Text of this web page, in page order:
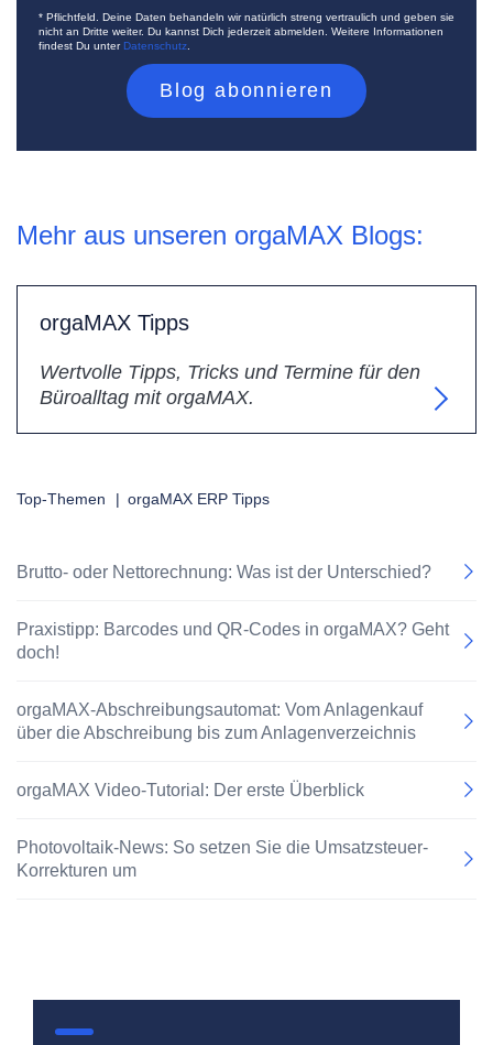
* Pflichtfeld. Deine Daten behandeln wir natürlich streng vertraulich und geben sie
nicht an Dritte weiter. Du kannst Dich jederzeit abmelden. Weitere Informationen
findest Du unterDatenschutz
Mehr aus unseren orgaMAX Blogs:
orgaMAX Tipps
Wertvolle Tipps, Tricks und Termine für den
Büroalltag mit orgaMAX.
Top-Themen | orgaMAX ERP Tipps
Brutto- oder Nettorechnung: Was ist der Unterschied?
Praxistipp: Barcodes und QR-Codes in orgaMAX? Geht
doch!
orgaMAX-Abschreibungsautomat: Vom Anlagenkauf
über die Abschreibung bis zum Anlagenverzeichnis
orgaMAX Video-Tutorial: Der erste Überblick
Photovoltaik-News: So setzen Sie die Umsatzsteuer-
Korrekturen um